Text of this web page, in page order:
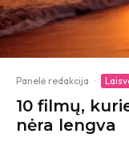
Panelė redakcija ·
10 filmų,
nėra lengva